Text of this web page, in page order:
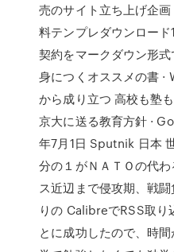
売のサイト立ち上げ企
料テンプレダウンロー
契約をマークダウン形
身につくオススメの書 ·
から成り立つ 高校も塾
京大に送る教育方針 ·
年7月1日 Sputnik 日本
分の１がＮＡＴＯの代
ス近辺まで侵攻期、戦
りの CalibreでRSS取
とに成功したので、時